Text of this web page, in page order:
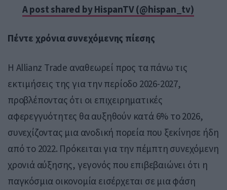
A post shared by HispanTV (@hispan_tv)
Πέντε χρόνια συνεχόμενης πίεσης
Η Allianz Trade αναθεωρεί προς τα πάνω τις
εκτιμήσεις της για την περίοδο 2026-2027,
προβλέποντας ότι οι επιχειρηματικές
αφερεγγυότητες θα αυξηθούν κατά 6% το 2026,
συνεχίζοντας μια ανοδική πορεία που ξεκίνησε ήδη
από το 2022. Πρόκειται για την πέμπτη συνεχόμενη
χρονιά αύξησης, γεγονός που επιβεβαιώνει ότι η
παγκόσμια οικονομία εισέρχεται σε μια φάση